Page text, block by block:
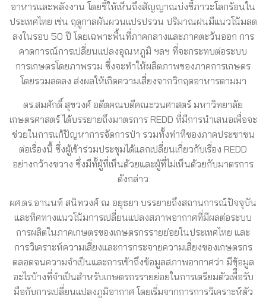
อาหารและพลังงาน โดยชี้ให้เห็นถึงสัญญาณบ่งชี้ภาวะโลกร้อนใน
ประเทศไทย เช่น ฤดูกาลผันผวนแปรปรวน ปริมาณฝนมีแนวโน้มลด
ลงในรอบ 50 ปี โดยเฉพาะพื้นที่ภาคกลางและภาคตะวันออก การ
คาดการณ์การเปลี่ยนแปลงอุณหภูมิ ฯลฯ ที่จะกระทบต่อระบบ
การเกษตรโดยภาพรวม ซึ่งจะทำให้ผลิตภาพของภาคการเกษตร
โดยรวมลดลง ส่งผลให้เกิดความเสี่ยงจากวิกฤตอาหารตามมา
ดร.สมศักดิ์ สุขวงศ์ อดีตคณบดีคณะวนศาสตร์ มหาวิทยาลัย
เกษตรศาสตร์ ได้บรรยายถึงมาตรการ REDD ที่มีการนำเสนอเพื่อจะ
ช่วยในการแก้ปัญหาการจัดการป่า รวมทั้งท่าทีของภาคประชาชน
ต่อเรื่องนี้ ซึ่งผู้เข้าร่วมประชุมได้แลกเปลี่ยนเกี่ยวกับเรื่อง REDD
อย่างกว้างขวาง ซึ่งมีทั้ผู้ที่เห็นด้วยและผู้ที่ไม่เห็นด้วยกับมาตรการ
ดังกล่าว
ผศ.ดร.อานนท์ สนิทวงศ์ ณ อยุธยา บรรยายถึงสถานการณ์ปัจจุบัน
และทิศทางแนวโน้มการเปลี่ยนแปลงสภาพอากาศที่มีผลต่อระบบ
การผลิตในภาคเกษตรของเกษตรกรรายย่อยในประเทศไทย และ
การวิเคราะห์ความเสี่ยงและการกระจายความเสี่ยงของเกษตรกร
ตลอดจนความจำเป็นและการเข้าถึงข้อมูลสภาพอากาศว่า มีข้อมูล
อะไรบ้างที่จำเป็นสำหรับเกษตรกรรายย่อยในการเตรียมตัวเพืื่อรับ
มือกับการเปลี่ยนแปลงภูมิอากาศ โดยเริ่มจากการการวิเคราะห์ตัว